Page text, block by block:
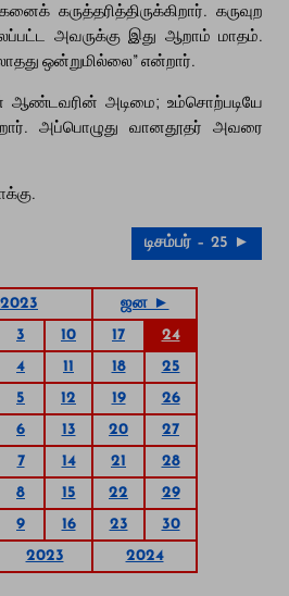
கருத்தரித்திருக்கிறார். கருவுற
அவருக்கு இது ஆறாம் மாதம்.
ஒன்றுமில்லை” என்றார்.
ஆண்டவரின் அடிமை; உம்சொற்படியே
அப்பொழுது வானதூதர் அவரை
டிசம்பர் – 25 ►
2023
ஜன ►
3 10 17
24
4 11 18
25
5 12 19
26
6 13 20
27
7 14 21
28
8 15 22
29
9 16 23
30
2023 2024